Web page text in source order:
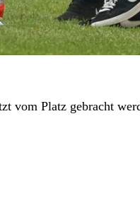
vom Platz gebracht